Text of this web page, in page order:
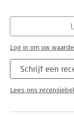
Schrijf een
Lees ons
Log in om uw